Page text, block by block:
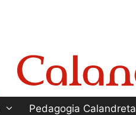
Pedagogia Calandreta